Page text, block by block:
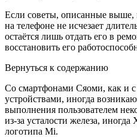
Если советы, описанные
на телефоне не исчезает
остаётся лишь отдать его в
восстановить его
Вернуться к содержанию
Со смартфонами Сяоми, как и
устройствами, иногда
выполнения пользователем
из-за усталости железа,
логотипа Mi.